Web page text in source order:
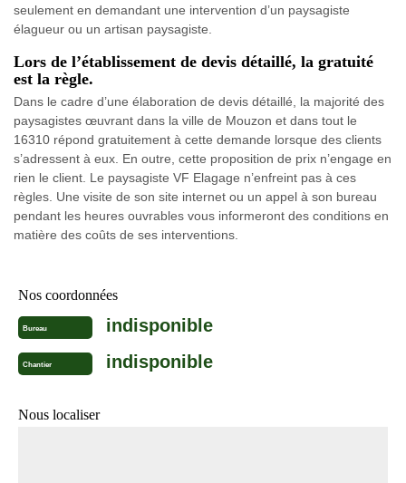
seulement en demandant une intervention d’un paysagiste
élagueur ou un artisan paysagiste.
Lors de l’établissement de devis détaillé, la gratuité
est la règle.
Dans le cadre d’une élaboration de devis détaillé, la majorité des
paysagistes œuvrant dans la ville de Mouzon et dans tout le
16310 répond gratuitement à cette demande lorsque des clients
s’adressent à eux. En outre, cette proposition de prix n’engage en
rien le client. Le paysagiste VF Elagage n’enfreint pas à ces
règles. Une visite de son site internet ou un appel à son bureau
pendant les heures ouvrables vous informeront des conditions en
matière des coûts de ses interventions.
Nos coordonnées
Bureau indisponible
Chantier indisponible
Nous localiser